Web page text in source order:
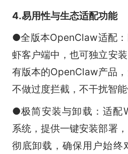
4.易用性与生态适配功能
●全版本OpenClaw适配
虾客户端中，也可独立安
有版本的OpenClaw产品，
不做过度拦截，不干扰智能
●极简安装与卸载：适配
系统，提供一键安装部署
彻底卸载，确保用户始终